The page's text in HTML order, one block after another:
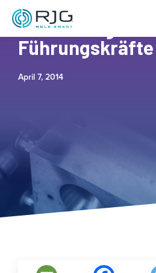
RJG kündigt neue
Führungskräfte
April 7, 2014